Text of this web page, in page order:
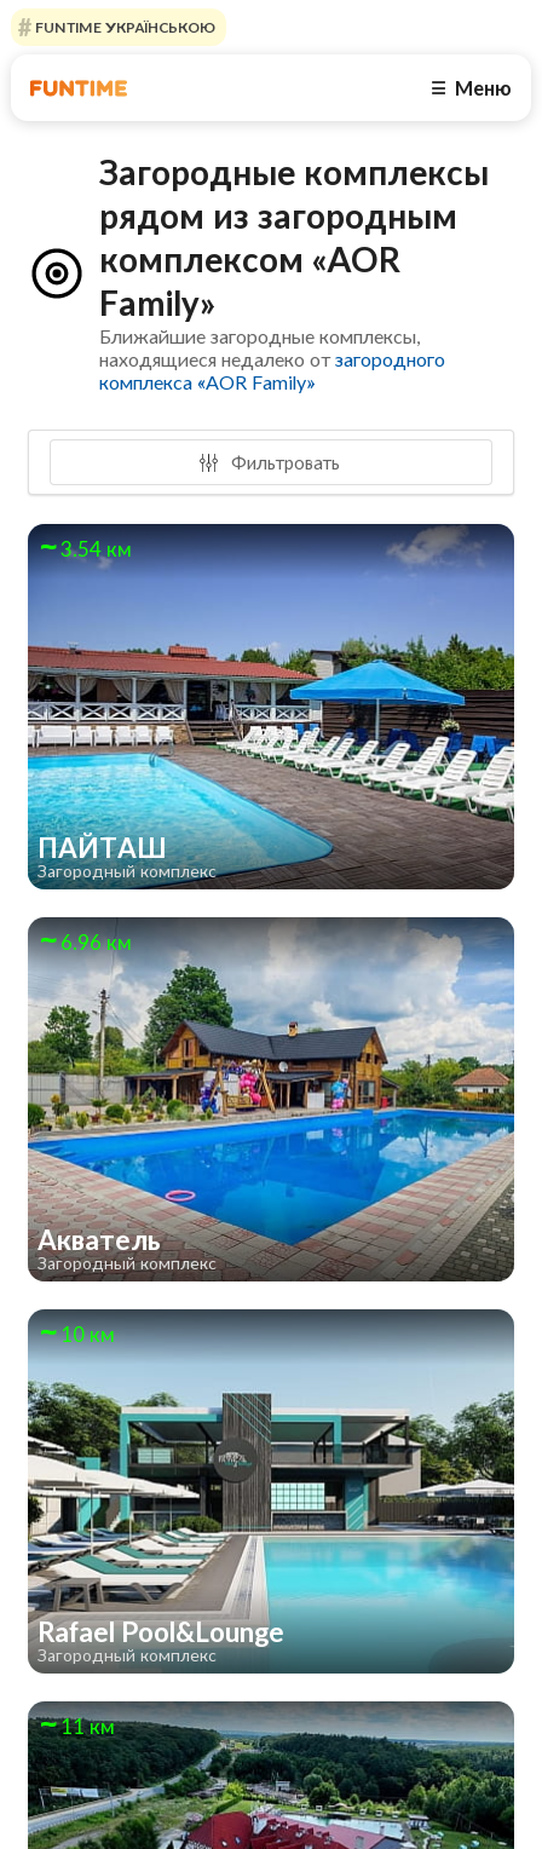
FUNTIME УКРАЇНСЬКОЮ
☰ Меню
Загородные комплексы
рядом из загородным
комплексом «AOR
Family»
Ближайшие загородные комплексы,
находящиеся недалеко отзагородного
комплекса «AOR Family»
Фильтровать
3.54 км
ПАЙТАШ
Загородный комплекс
6.96 км
Акватель
Загородный комплекс
10 км
Rafael Pool&Lounge
Загородный комплекс
11 км